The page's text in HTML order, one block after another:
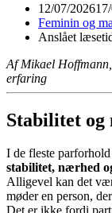
12/07/2026
Feminin og
Anslået
Af Mikael
erfaring
Stabilitet
I de fleste
stabilitet, nærhed
Alligevel kan det
møder en person,